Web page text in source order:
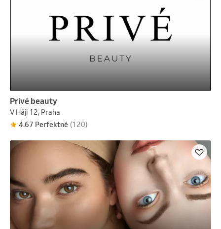
Privé beauty
V Háji 12, Praha
4.67 Perfektné (120)